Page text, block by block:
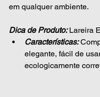
em qualquer ambiente.
Dica de Produto: Lareira
Características:
elegante, fácil de
ecologicamente